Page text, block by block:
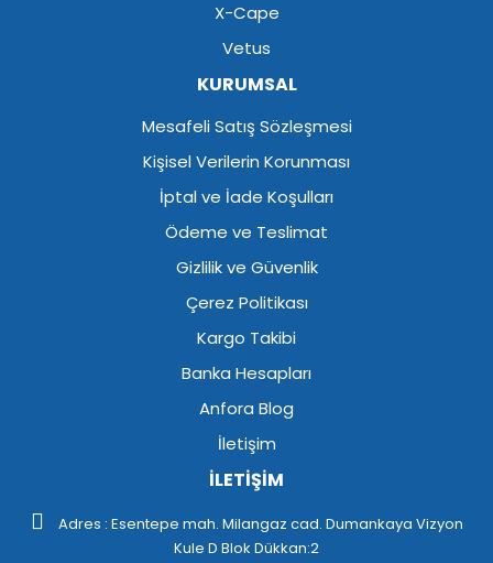
X-Cape
Vetus
KURUMSAL
Mesafeli Satış Sözleşmesi
Kişisel Verilerin Korunması
İptal ve İade Koşulları
Ödeme ve Teslimat
Gizlilik ve Güvenlik
Çerez Politikası
Kargo Takibi
Banka Hesapları
Anfora Blog
İletişim
İLETİŞİM
Adres : Esentepe mah. Milangaz cad. Dumankaya Vizyon
Kule D Blok Dükkan:2